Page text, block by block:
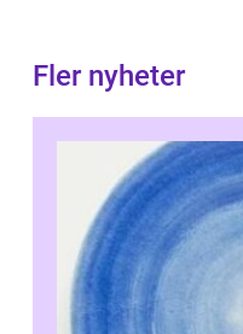
Fler nyheter